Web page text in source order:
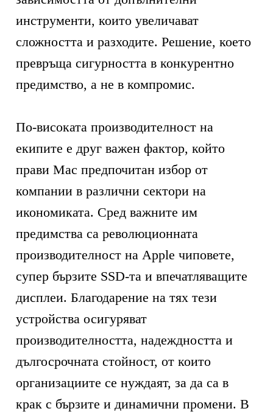
инструменти, които увеличават
сложността и разходите. Решение, което
превръща сигурността в конкурентно
предимство, а не в компромис.
По-високата производителност на
екипите е друг важен фактор, който
прави Mac предпочитан избор от
компании в различни сектори на
икономиката. Сред важните им
предимства са революционната
производителност на Apple чиповете,
супер бързите SSD-та и впечатляващите
дисплеи. Благодарение на тях тези
устройства осигуряват
производителността, надеждността и
дългосрочната стойност, от които
организациите се нуждаят, за да са в
крак с бързите и динамични промени. В